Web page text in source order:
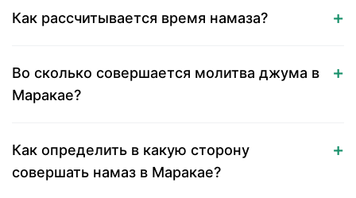
Как рассчитывается время намаза?
Во сколько совершается молитва джума в
Маракае?
Как определить в какую сторону
совершать намаз в Маракае?